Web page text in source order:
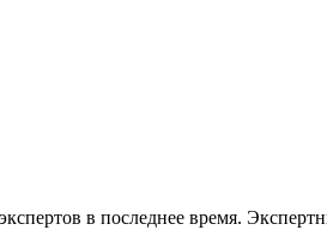
в последнее время.